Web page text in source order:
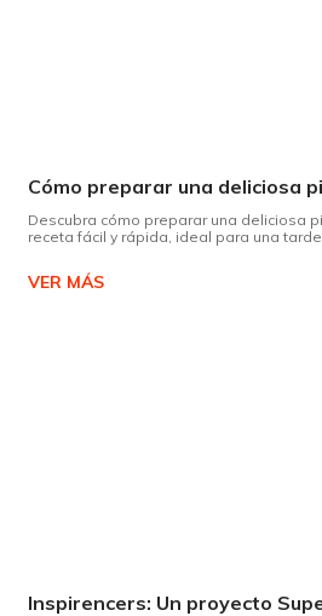
Descubra cómo preparar una deliciosa
receta fácil y rápida, ideal para una tarde
VER MÁS